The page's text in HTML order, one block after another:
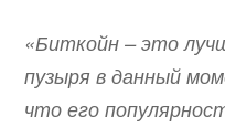
«Биткойн – это
пузыря в данный
что его